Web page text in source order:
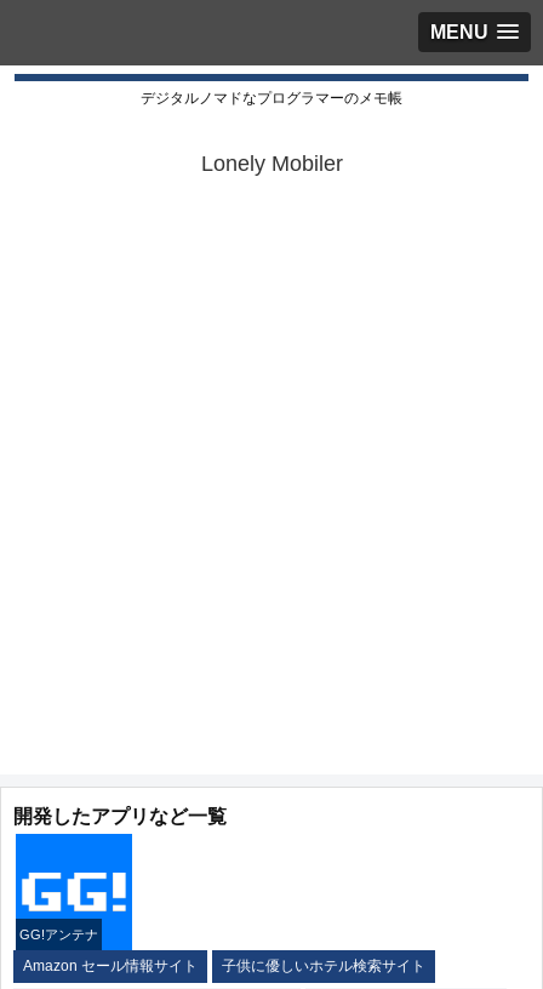
MENU
デジタルノマドなプログラマーのメモ帳
Lonely Mobiler
開発したアプリなど一覧
GG!アンテナ
Amazon セール情報サイト 子供に優しいホテル検索サイト